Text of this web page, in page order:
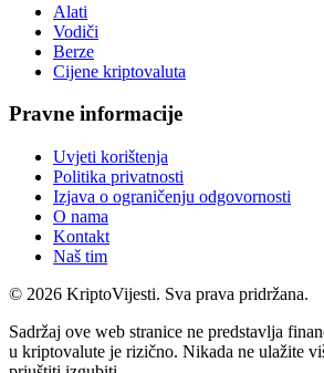
Alati
Vodiči
Berze
Cijene kriptovaluta
Pravne informacije
Uvjeti korištenja
Politika privatnosti
Izjava o ograničenju odgovornosti
O nama
Kontakt
Naš tim
© 2026 KriptoVijesti. Sva prava pridržana.
Sadržaj ove web stranice ne predstavlja
u kriptovalute je rizično. Nikada ne ulažite